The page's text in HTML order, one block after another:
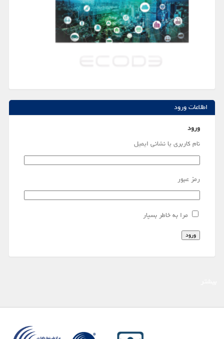
اطلاعات ورود
ورود
نام کاربری یا نشانی ایمیل
رمز عبور
مرا به خاطر بسپار
ورود